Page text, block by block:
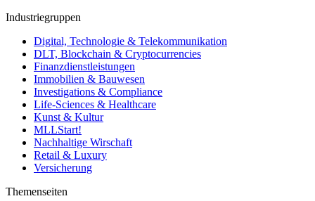
Industriegruppen
Digital, Technologie & Telekommunikation
DLT, Blockchain & Cryptocurrencies
Finanzdienstleistungen
Immobilien & Bauwesen
Investigations & Compliance
Life-Sciences & Healthcare
Kunst & Kultur
MLLStart!
Nachhaltige Wirschaft
Retail & Luxury
Versicherung
Themenseiten